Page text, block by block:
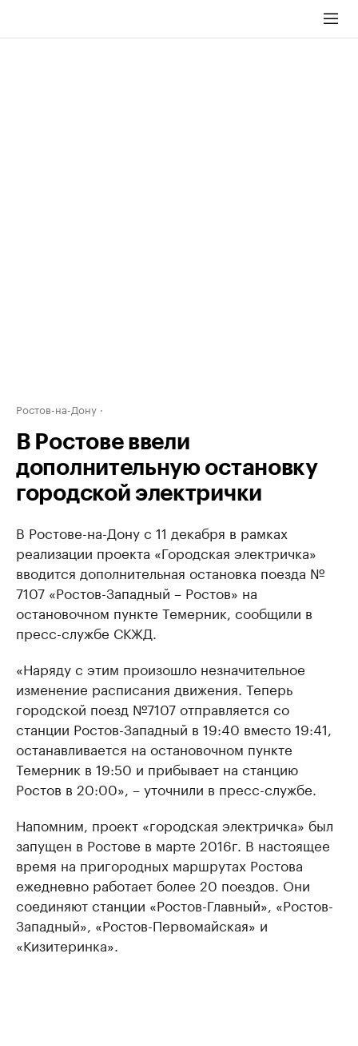
Ростов-на-Дону
В Ростове ввели
дополнительную остановку
городской электрички
В Ростове-на-Дону с 11 декабря в рамках
реализации проекта «Городская электричка»
вводится дополнительная остановка поезда №
7107 «Ростов-Западный – Ростов» на
остановочном пункте Темерник, сообщили в
пресс-службе СКЖД.
«Наряду с этим произошло незначительное
изменение расписания движения. Теперь
городской поезд №7107 отправляется со
станции Ростов-Западный в 19:40 вместо 19:41,
останавливается на остановочном пункте
Темерник в 19:50 и прибывает на станцию
Ростов в 20:00», – уточнили в пресс-службе.
Напомним, проект «городская электричка» был
запущен в Ростове в марте 2016г. В настоящее
время на пригородных маршрутах Ростова
ежедневно работает более 20 поездов. Они
соединяют станции «Ростов-Главный», «Ростов-
Западный», «Ростов-Первомайская» и
«Кизитеринка».